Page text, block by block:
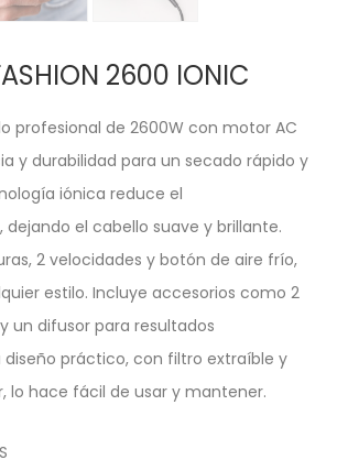
2600 IONIC
profesional de 2600W con motor AC
y durabilidad para un secado rápido y
iónica reduce el
el cabello suave y brillante.
2 velocidades y botón de aire frío,
estilo. Incluye accesorios como 2
un difusor para resultados
diseño práctico, con filtro extraíble y
lo hace fácil de usar y mantener.